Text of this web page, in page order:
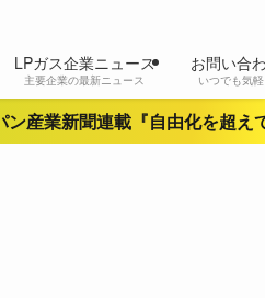
LPガス企業ニュース
主要企業の最新ニュース
お問い合
いつでも気
産業新聞連載『自由化を超え